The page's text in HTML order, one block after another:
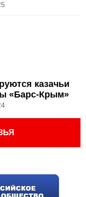
казачьи
«Барс-Крым»